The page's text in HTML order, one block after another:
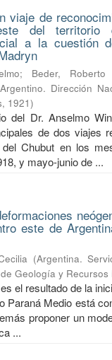
viaje de
del territorio
a la cuestión
; Beder, Roberto
Dirección
, 1921)
del Dr. Anselmo
de dos viajes
del Chubut en los
y mayo-junio de ...
este de
(Argentina.
Geología y Recursos
el resultado de la
Paraná Medio está
proponer un
...